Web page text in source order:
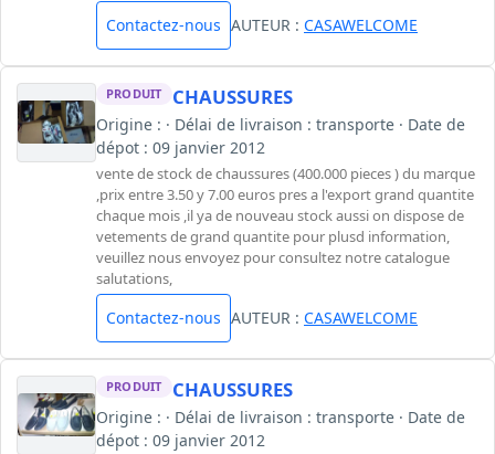
Contactez-nous AUTEUR : CASAWELCOME
PRODUIT CHAUSSURES
Origine : · Délai de livraison : transporte · Date de
dépot : 09 janvier 2012
vente de stock de chaussures (400.000 pieces ) du marque
,prix entre 3.50 y 7.00 euros pres a l'export grand quantite
chaque mois ,il ya de nouveau stock aussi on dispose de
vetements de grand quantite pour plusd information,
veuillez nous envoyez pour consultez notre catalogue
salutations,
Contactez-nous AUTEUR : CASAWELCOME
PRODUIT CHAUSSURES
Origine : · Délai de livraison : transporte · Date de
dépot : 09 janvier 2012